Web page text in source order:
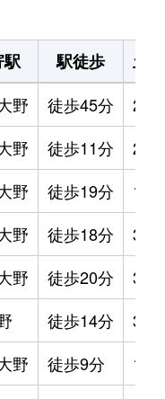
駅 駅徒歩
土
野 徒歩45分
野 徒歩11分
野 徒歩19分
野 徒歩18分
野 徒歩20分
徒歩14分
野 徒歩9分